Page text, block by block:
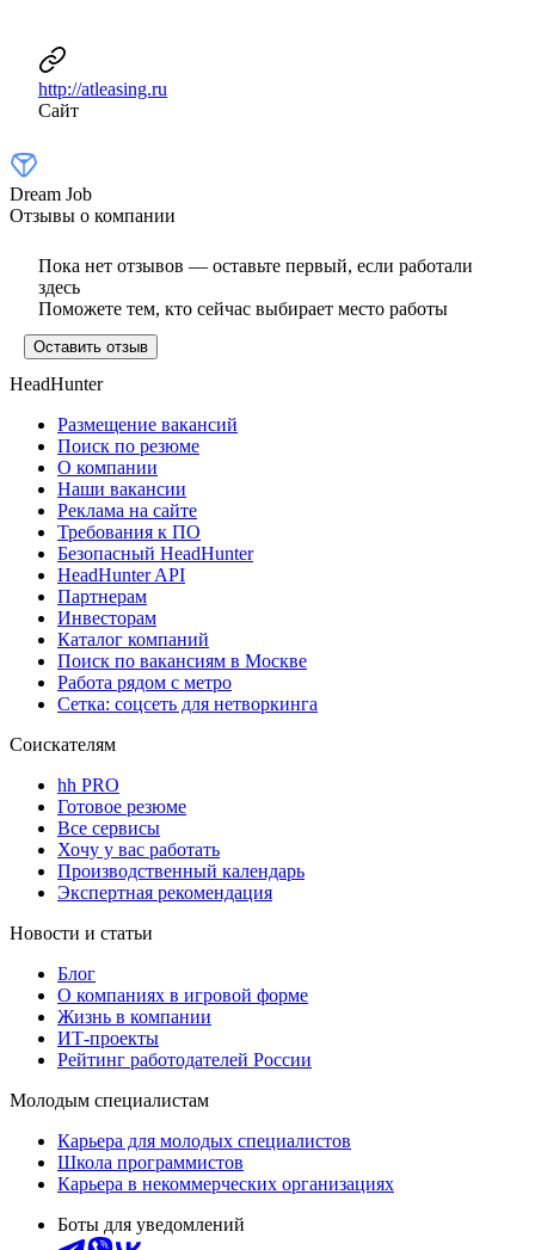
http://atleasing.ru
Сайт
Dream Job
Отзывы о компании
Пока нет отзывов — оставьте первый, если работали
здесь
Поможете тем, кто сейчас выбирает место работы
Оставить отзыв
HeadHunter
Размещение вакансий
Поиск по резюме
О компании
Наши вакансии
Реклама на сайте
Требования к ПО
Безопасный HeadHunter
HeadHunter API
Партнерам
Инвесторам
Каталог компаний
Поиск по вакансиям в Москве
Работа рядом с метро
Сетка: соцсеть для нетворкинга
Соискателям
hh PRO
Готовое резюме
Все сервисы
Хочу у вас работать
Производственный календарь
Экспертная рекомендация
Новости и статьи
Блог
О компаниях в игровой форме
Жизнь в компании
ИТ-проекты
Рейтинг работодателей России
Молодым специалистам
Карьера для молодых специалистов
Школа программистов
Карьера в некоммерческих организациях
Боты для уведомлений